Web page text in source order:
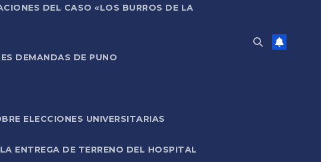
DEL CASO «LOS BURROS DE LA
DEMANDAS DE PUNO
ELECCIONES UNIVERSITARIAS
ENTREGA DE TERRENO DEL HOSPITAL